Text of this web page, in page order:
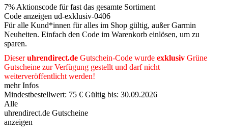
7% Aktionscode für fast das gesamte Sortiment
Code anzeigen ud-exklusiv-0406
Für alle Kund*innen für alles im Shop gültig, außer Garmin
Neuheiten. Einfach den Code im Warenkorb einlösen, um zu
sparen.
Dieseruhrendirect.de Gutschein-Code wurde exklusiv Grüne
Gutscheine zur Verfügung gestellt und darf nicht
weiterveröffentlicht werden!
mehr Infos
Mindestbestellwert: 75 € Gültig bis: 30.09.2026
Alle
uhrendirect.de Gutscheine
anzeigen